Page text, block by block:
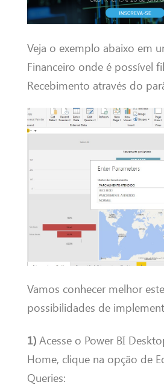
Veja o exemplo abaixo em
Financeiro onde é possível
Recebimento através do
Vamos conhecer melhor
possibilidades de
1) Acesse o Power BI
Home, clique na opção de
Queries: